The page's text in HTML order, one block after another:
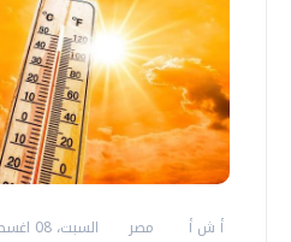
أ ش أ مصر السبت، 08 اغسطس 2026 07:53 م